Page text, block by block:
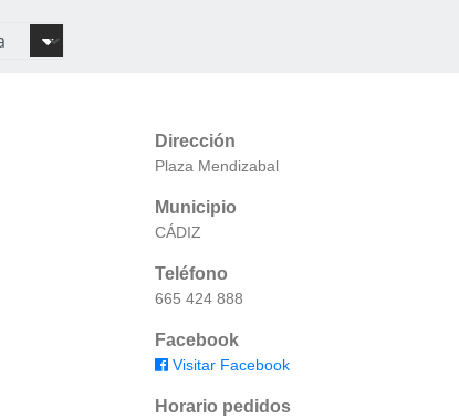
Dirección
Plaza Mendizabal
Municipio
CÁDIZ
Teléfono
665 424 888
Facebook
Visitar Facebook
Horario pedidos